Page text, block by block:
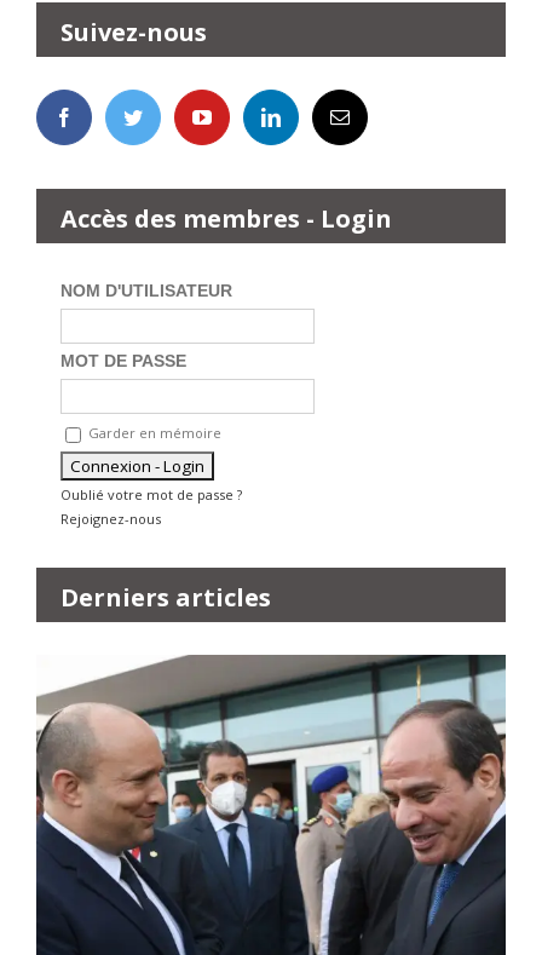
Suivez-nous
Accès des membres - Login
NOM D'UTILISATEUR
MOT DE PASSE
Garder en mémoire
Oublié votre mot de passe ?
Rejoignez-nous
Derniers articles